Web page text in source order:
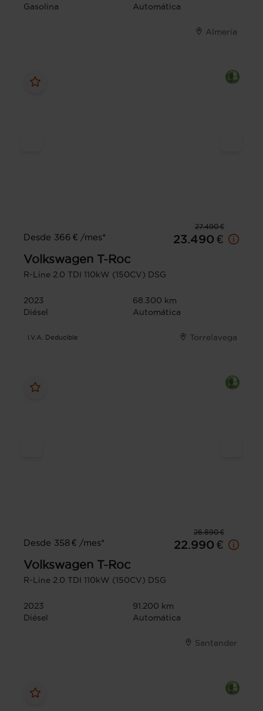
Gasolina
Automática
Almería
27.490 €
Desde 366 € /mes*
23.490 €
Volkswagen T-Roc
R-Line 2.0 TDI 110kW (150CV) DSG
2023
68.300 km
Diésel
Automática
I.V.A. Deducible Torrelavega
26.890 €
Desde 358 € /mes*
22.990 €
Volkswagen T-Roc
R-Line 2.0 TDI 110kW (150CV) DSG
2023
91.200 km
Diésel
Automática
Santander